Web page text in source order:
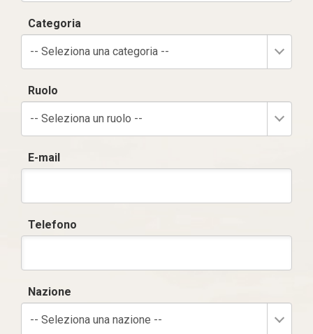
Categoria
-- Seleziona una categoria --
Ruolo
-- Seleziona un ruolo --
E-mail
Telefono
Nazione
-- Seleziona una nazione --